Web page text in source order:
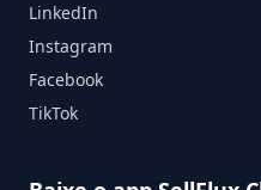
LinkedIn
Instagram
Facebook
TikTok